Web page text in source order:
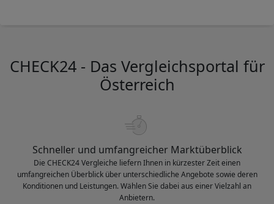
CHECK24 - Das Vergleichsportal für
Österreich
Schneller und umfangreicher Marktüberblick
Die CHECK24 Vergleiche liefern Ihnen in kürzester Zeit einen
umfangreichen Überblick über unterschiedliche Angebote sowie deren
Konditionen und Leistungen. Wählen Sie dabei aus einer Vielzahl an
Anbietern.